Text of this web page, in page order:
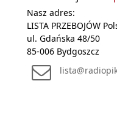
Nasz adres:
LISTA PRZEBOJÓW
ul. Gdańska 48/50
85-006 Bydgoszcz